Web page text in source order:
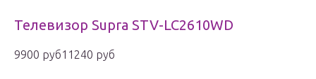
Телевизор Supra STV-LC2610WD
9900 руб11240 руб